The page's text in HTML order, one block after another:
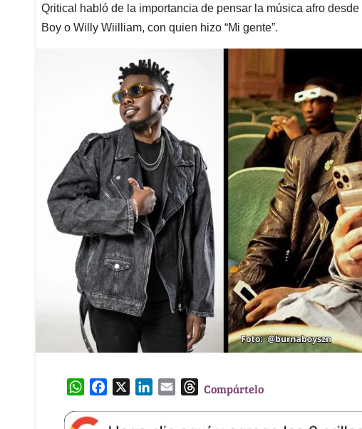
Qritical habló de la importancia de pensar la música afro
Boy o Willy Wiilliam, con quien hizo “Mi gente”.
W
a
TCompártelo